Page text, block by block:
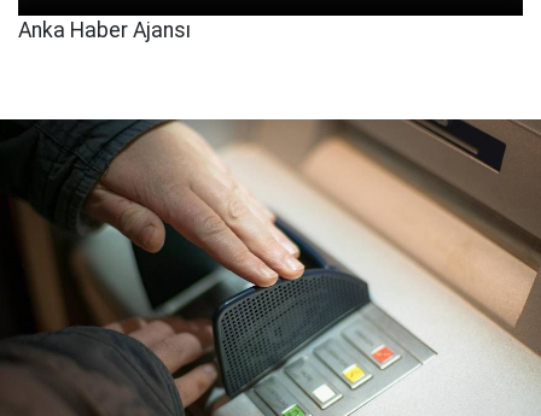
Anka Haber Ajansı